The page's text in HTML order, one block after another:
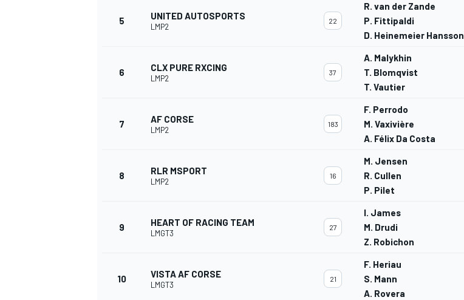
5 UNITED AUTOSPORTS
LMP2
22
R. van der Zande
P. Fittipaldi
D. Heinemeier Hansson
6 CLX PURE RXCING
LMP2
37
A. Malykhin
T. Blomqvist
T. Vautier
7 AF CORSE
LMP2
183
F. Perrodo
M. Vaxivière
A. Félix Da Costa
8 RLR MSPORT
LMP2
16
M. Jensen
R. Cullen
P. Pilet
9 HEART OF RACING TEAM
LMGT3
27
I. James
M. Drudi
Z. Robichon
10 VISTA AF CORSE
LMGT3
21
F. Heriau
S. Mann
A. Rovera